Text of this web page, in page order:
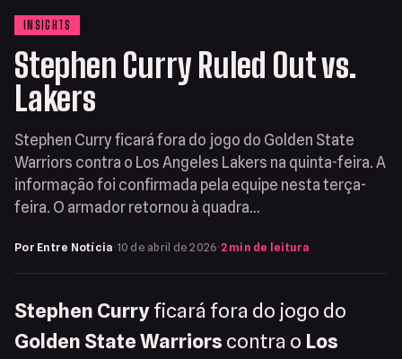
INSIGHTS
Stephen Curry Ruled Out vs.
Lakers
Stephen Curry ficará fora do jogo do Golden State
Warriors contra o Los Angeles Lakers na quinta-feira. A
informação foi confirmada pela equipe nesta terça-
feira. O armador retornou à quadra…
Por Entre Notícia· 10 de abril de 2026·2 min de leitura
Stephen Curryficará fora do jogo do
Golden State Warriors contra o Los